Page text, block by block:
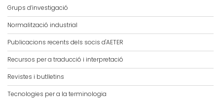
Grups d’investigació
Normalització industrial
Publicacions recents dels socis d'AETER
Recursos per a traducció i interpretació
Revistes i butlletins
Tecnologies per a la terminologia